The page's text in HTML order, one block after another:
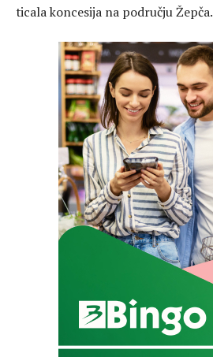
ticala koncesija na području Žepča.